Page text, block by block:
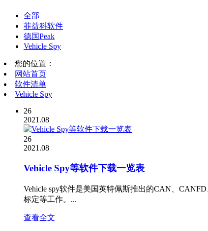
全部
菲益科软件
德国Peak
Vehicle Spy
您的位置：
网站首页
软件清单
Vehicle Spy
26
2021.08
26
2021.08
Vehicle Spy等软件下载一览表
Vehicle spy软件是美国英特佩斯推出的CAN、
标定等工作。...
查看全文